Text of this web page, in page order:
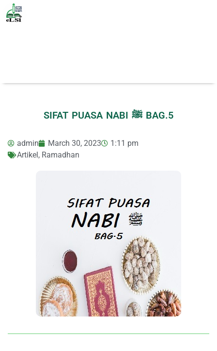
SIFAT PUASA NABI ﷺ BAG.5
admin March 30, 2023
1:11 pm
Artikel, Ramadhan